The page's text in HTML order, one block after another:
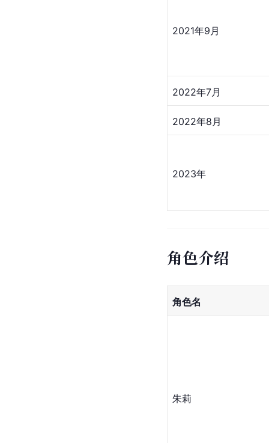
2021年9月
2022年7月
2022年8月
2023年
角色介绍
角色名
朱莉